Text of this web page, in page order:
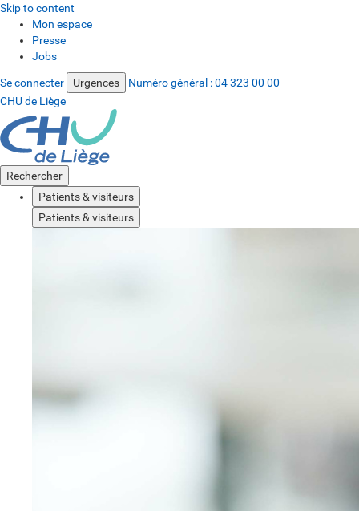
Skip to content
Mon espace
Presse
Jobs
Se connecter Urgences Numéro général :04 323 00 00
CHU de Liège
Rechercher
Patients & visiteurs
Patients & visiteurs